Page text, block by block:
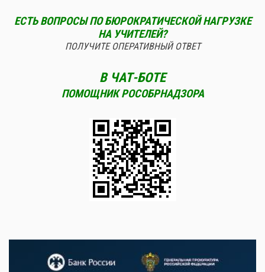
ЕСТЬ ВОПРОСЫ ПО БЮРОКРАТИЧЕСКОЙ НАГРУЗКЕ
НА УЧИТЕЛЕЙ?
ПОЛУЧИТЕ ОПЕРАТИВНЫЙ ОТВЕТ
В ЧАТ-БОТЕ
ПОМОЩНИК РОСОБРНАДЗОРА